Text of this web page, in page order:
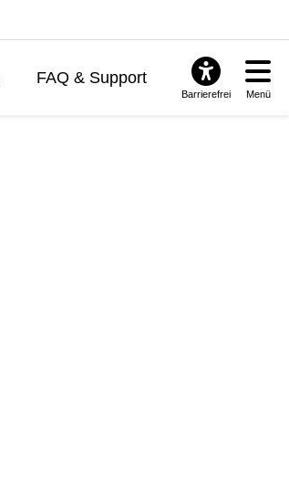
FAQ & Support
Barrierefrei Menü